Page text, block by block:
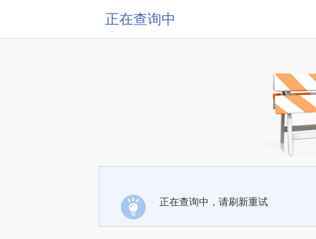
正在查询中
正在查询中，请刷新重试